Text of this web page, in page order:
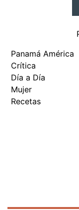
Panamá América
Crítica
Día a Día
Mujer
Recetas